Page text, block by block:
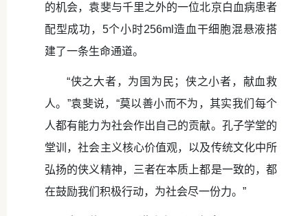
的机会，袁斐与千里之外的一位北京白血病患者
配型成功，5个小时256ml造血干细胞混悬液搭
建了一条生命通道。
“侠之大者，为国为民；侠之小者，献血救
人。”袁斐说，“莫以善小而不为，其实我们每个
人都有能力为社会作出自己的贡献。孔子学堂的
堂训，社会主义核心价值观，以及传统文化中所
弘扬的侠义精神，三者在本质上都是一致的，都
在鼓励我们积极行动，为社会尽一份力。”